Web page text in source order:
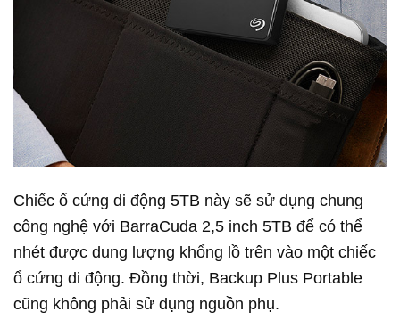
Chiếc ổ cứng di động 5TB này sẽ sử dụng chung
công nghệ với BarraCuda 2,5 inch 5TB để có thể
nhét được dung lượng khổng lồ trên vào một chiếc
ổ cứng di động. Đồng thời, Backup Plus Portable
cũng không phải sử dụng nguồn phụ.